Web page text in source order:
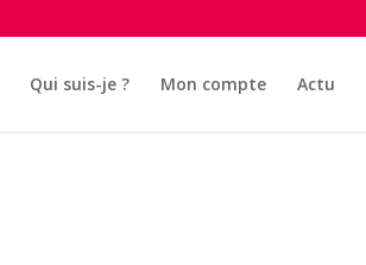
Qui suis-je ? Mon compte Actu